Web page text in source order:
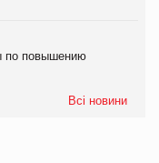
по повышению
Всі новини